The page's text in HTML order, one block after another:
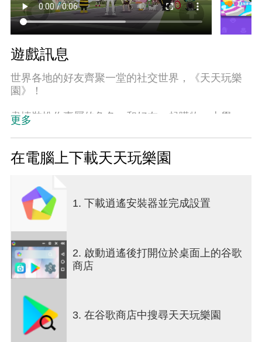
遊戲訊息
世界各地的好友齊聚一堂的社交世界，《天天玩樂
園》！
盡情裝扮你專屬的角色，和好友一起購物、上學、
快來《天天玩樂園》，認識來自世界各地的新朋友
吧！
● 自由裝扮專屬角色，並與來自全球的玩家一起同
樂。
快來打造獨一無二的專屬角色吧！ 多種膚色、髮
型、體型、服飾，任你挑選！ 還能遇見來自世界各
地各種新朋友，一起聊天、互動，說不定還能擦出
火花，成為情侶呢！
透過多種風格的房屋和家具，讓夢想中的家園化為
現實。 邀請好友或造訪好友家，一起釣魚、玩遊
戲、聊天等，度過愉快的時光吧！
更多
在電腦上下載天天玩樂園
1. 下載逍遙安裝器並完成設置
2. 啟動逍遙後打開位於桌面上的谷歌
商店
3. 在谷歌商店中搜尋天天玩樂園